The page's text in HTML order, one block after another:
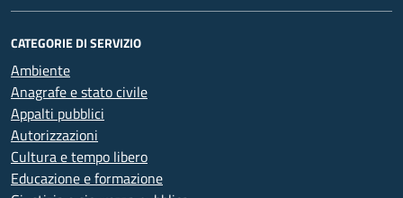
CATEGORIE DI SERVIZIO
Ambiente
Anagrafe e stato civile
Appalti pubblici
Autorizzazioni
Cultura e tempo libero
Educazione e formazione